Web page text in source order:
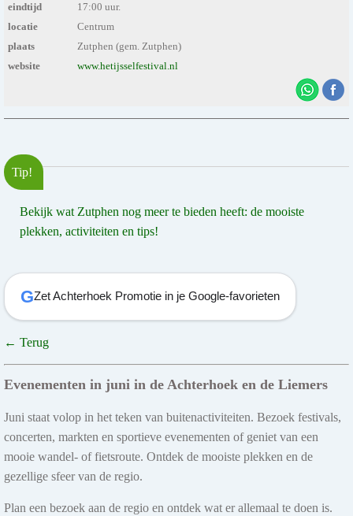
eindtijd
17:00 uur.
locatie
Centrum
plaats
Zutphen (gem. Zutphen)
website
www.hetijsselfestival.nl
Tip!
Bekijk wat Zutphen nog meer te bieden heeft: de mooiste
plekken, activiteiten en tips!
GZet Achterhoek Promotie in je Google-favorieten
← Terug
Evenementen in juni in de Achterhoek en de Liemers
Juni staat volop in het teken van buitenactiviteiten. Bezoek festivals,
concerten, markten en sportieve evenementen of geniet van een
mooie wandel- of fietsroute. Ontdek de mooiste plekken en de
gezellige sfeer van de regio.
Plan een bezoek aan de regio en ontdek wat er allemaal te doen is.